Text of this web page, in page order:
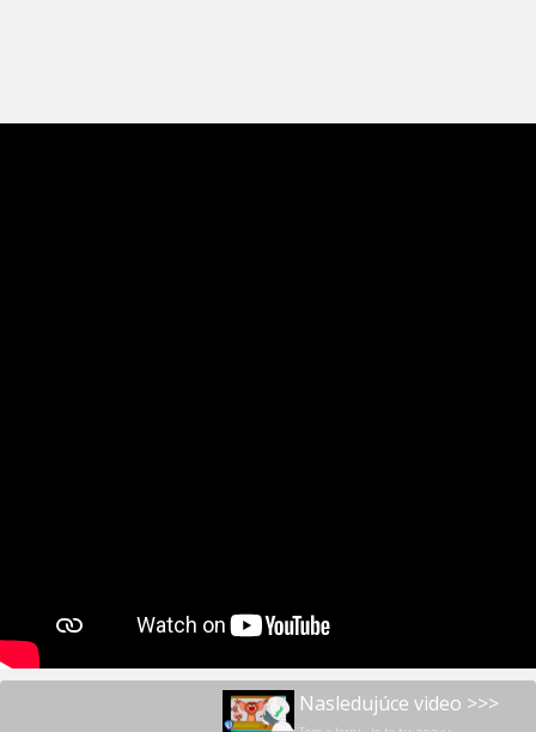
Nasledujúce video >>>